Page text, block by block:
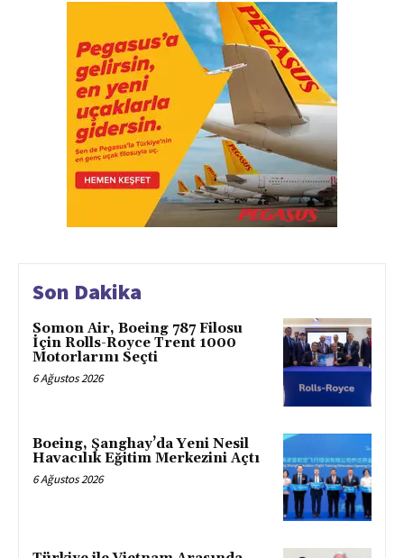
Son Dakika
Somon Air, Boeing 787 Filosu
İçin Rolls-Royce Trent 1000
Motorlarını Seçti
6 Ağustos 2026
Boeing, Şanghay’da Yeni Nesil
Havacılık Eğitim Merkezini Açtı
6 Ağustos 2026